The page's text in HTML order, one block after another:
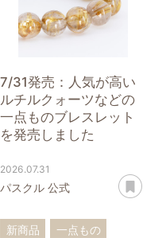
読む
7/31発売：人気が高い
ルチルクォーツなどの
一点ものブレスレット
を発売しました
2026.07.31
パスクル 公式
新商品
一点もの